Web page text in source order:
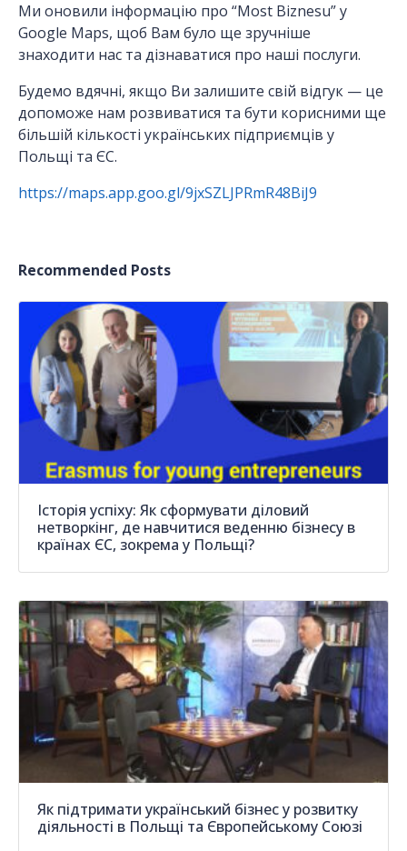
Ми оновили інформацію про “Most Biznesu” у
Google Maps, щоб Вам було ще зручніше
знаходити нас та дізнаватися про наші послуги.
Будемо вдячні, якщо Ви залишите свій відгук — це
допоможе нам розвиватися та бути корисними ще
більшій кількості українських підприємців у
Польщі та ЄС.
https://maps.app.goo.gl/9jxSZLJPRmR48BiJ9
Recommended Posts
Історія успіху: Як сформувати діловий
нетворкінг, де навчитися веденню бізнесу в
країнах ЄС, зокрема у Польщі?
Як підтримати український бізнес у розвитку
діяльності в Польщі та Європейському Союзі